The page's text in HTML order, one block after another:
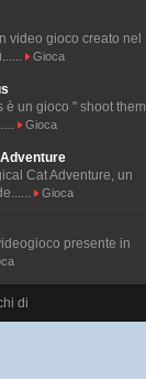
video gioco creato nel
Gioca
è un gioco " shoot them
Gioca
Cat Adventure, un
Gioca
presente in
di